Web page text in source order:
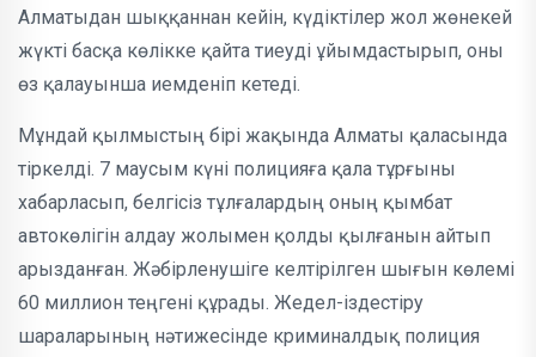
Алматыдан шыққаннан кейін, күдіктілер жол жөнекей
жүкті басқа көлікке қайта тиеуді ұйымдастырып, оны
өз қалауынша иемденіп кетеді.
Мұндай қылмыстың бірі жақында Алматы қаласында
тіркелді. 7 маусым күні полицияға қала тұрғыны
хабарласып, белгісіз тұлғалардың оның қымбат
автокөлігін алдау жолымен қолды қылғанын айтып
арызданған. Жәбірленушіге келтірілген шығын көлемі
60 миллион теңгені құрады. Жедел-іздестіру
шараларының нәтижесінде криминалдық полиция